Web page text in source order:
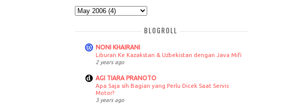
BLOGROLL
NONI KHAIRANI
Liburan Ke Kazakstan & Uzbekistan dengan Java Mifi
2 years ago
AGI TIARA PRANOTO
Apa Saja sih Bagian yang Perlu Dicek Saat Servis
Motor?
3 years ago